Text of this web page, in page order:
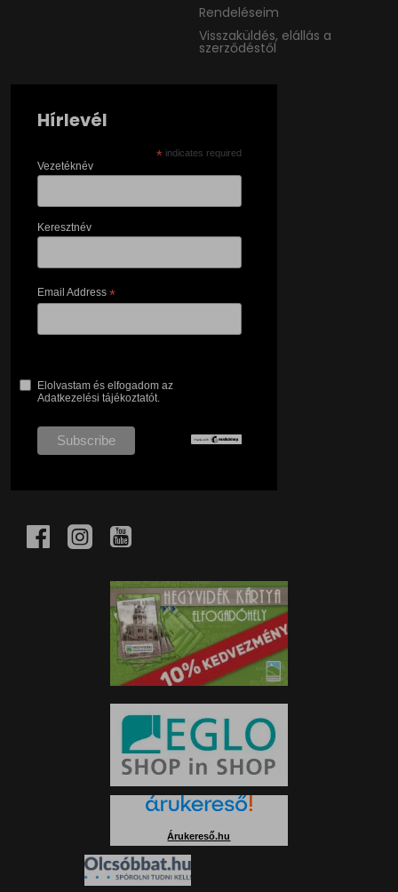
Rendeléseim
Visszaküldés, elállás a
szerződéstől
Hírlevél
* indicates required
Vezetéknév
Keresztnév
Email Address *
Elolvastam és elfogadom az
Adatkezelési tájékoztatót.
Árukereső.hu